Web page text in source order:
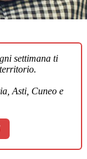
settimana ti
Asti, Cuneo e